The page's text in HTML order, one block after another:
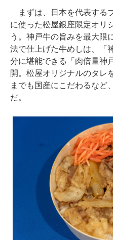
まずは、日本を代表する
に使った松屋銀座限定オリ
う。神戸牛の旨みを最大限
法で仕上げた牛めしは、「
分に堪能できる「肉倍量神
開。松屋オリジナルのタレ
までも国産にこだわるなど
だ。